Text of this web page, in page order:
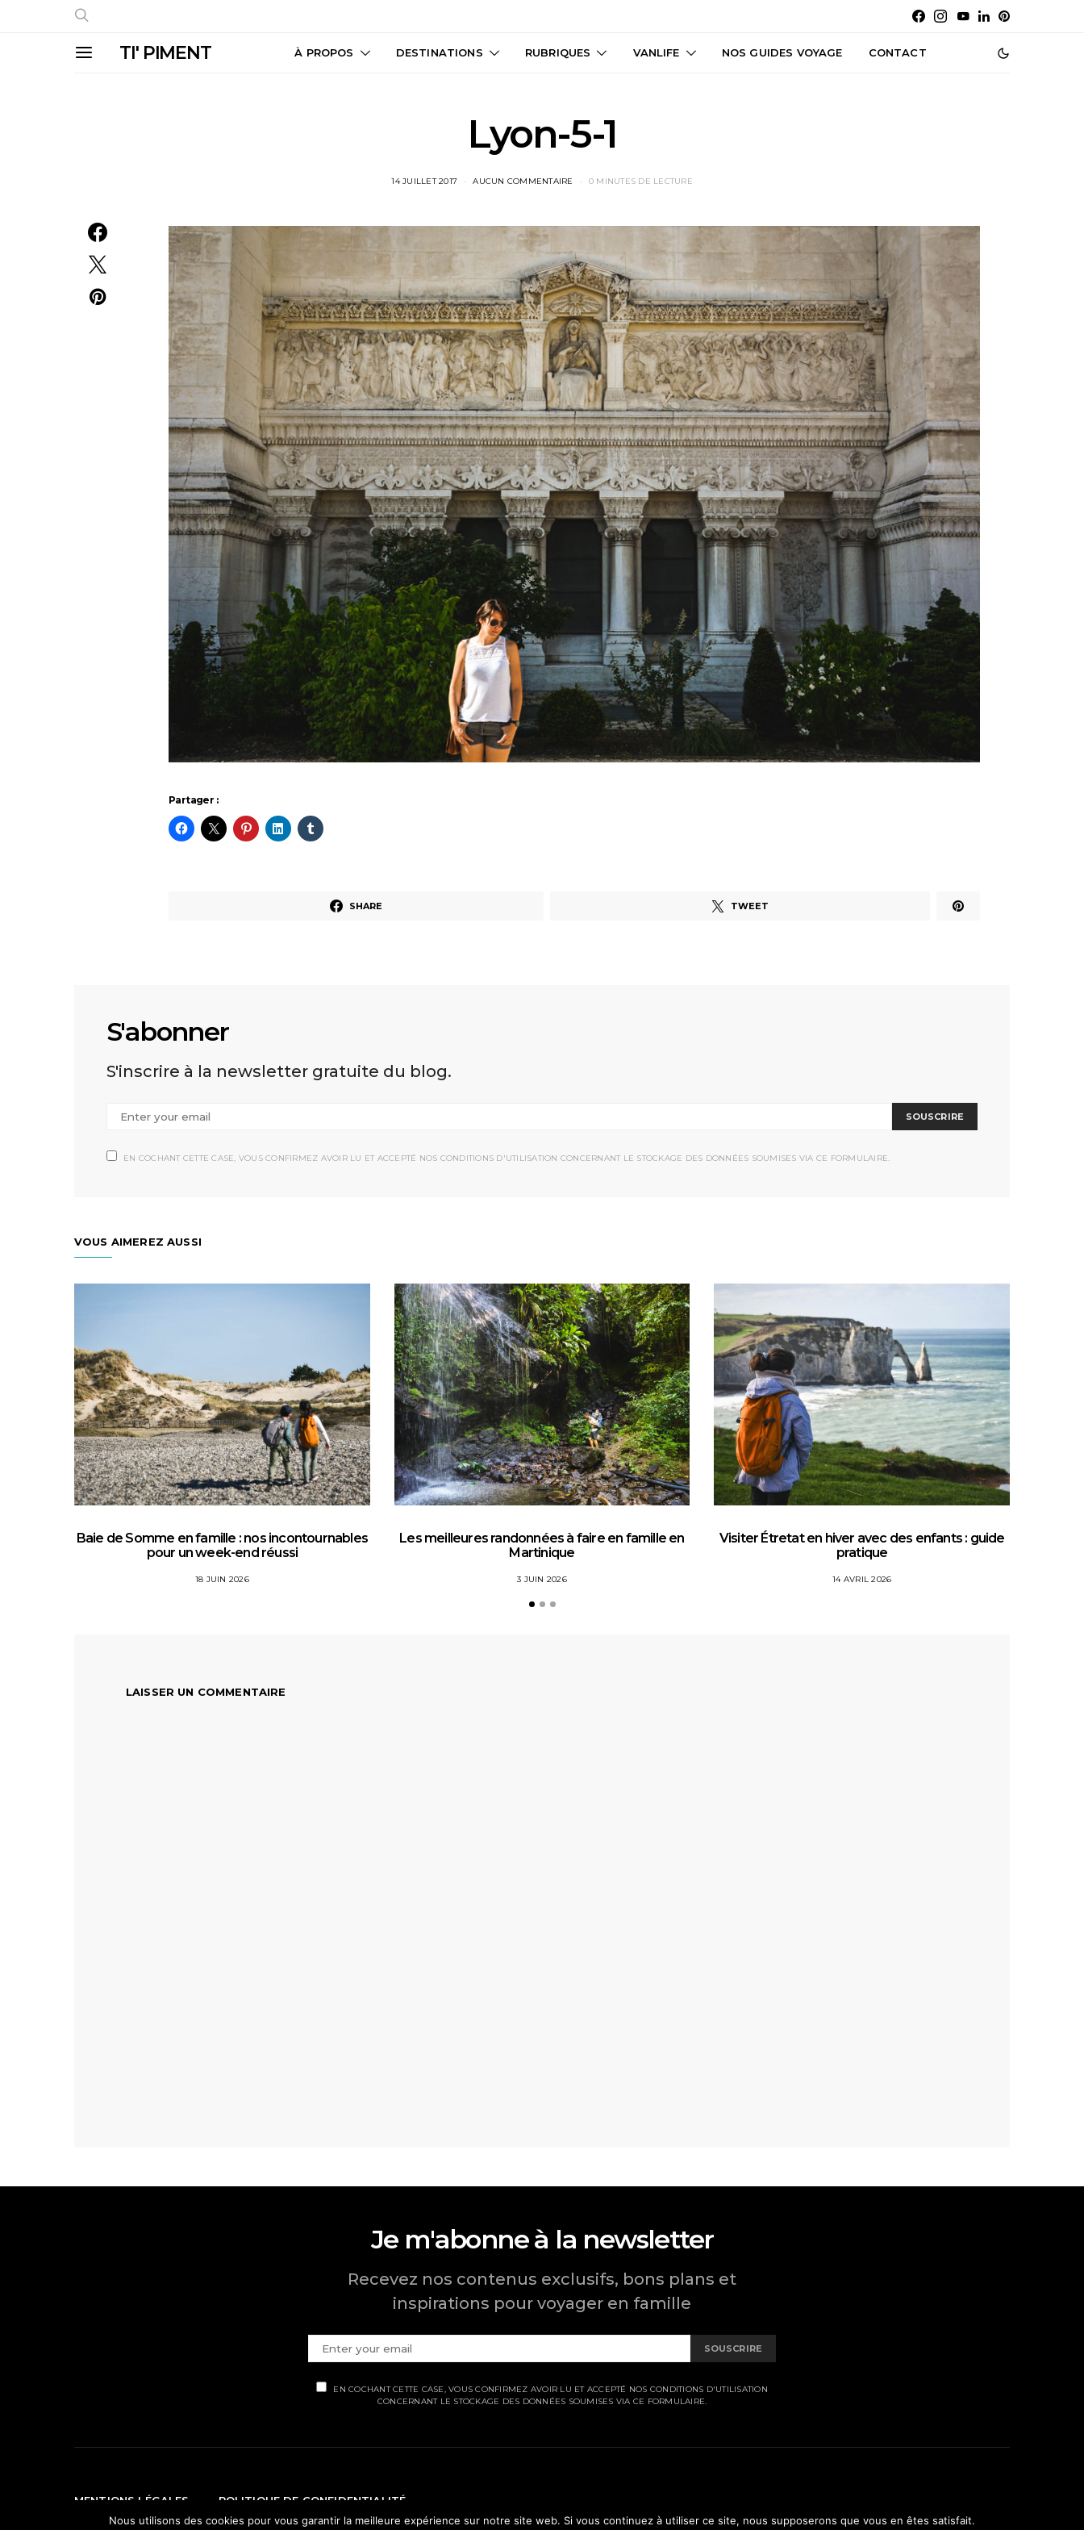
TI' PIMENT À PROPOS DESTINATIONS RUBRIQUES VANLIFE NOS GUIDES VOYAGE CONTACT
Lyon-5-1
14 JUILLET 2017 AUCUN COMMENTAIRE 0 MINUTES DE LECTURE
Partager :
SHARE TWEET
S'abonner
S'inscrire à la newsletter gratuite du blog.
SOUSCRIRE
EN COCHANT CETTE CASE, VOUS CONFIRMEZ AVOIR LU ET ACCEPTÉ NOS CONDITIONS D'UTILISATION CONCERNANT LE STOCKAGE DES DONNÉES SOUMISES VIA CE FORMULAIRE.
VOUS AIMEREZ AUSSI
Baie de Somme en famille : nos incontournables
pour un week-end réussi
18 JUIN 2026
Les meilleures randonnées à faire en famille en
Martinique
3 JUIN 2026
Visiter Étretat en hiver avec des enfants : guide
pratique
14 AVRIL 2026
LAISSER UN COMMENTAIRE
Je m'abonne à la newsletter
Recevez nos contenus exclusifs, bons plans et
inspirations pour voyager en famille
SOUSCRIRE
EN COCHANT CETTE CASE, VOUS CONFIRMEZ AVOIR LU ET ACCEPTÉ NOS CONDITIONS D'UTILISATION
CONCERNANT LE STOCKAGE DES DONNÉES SOUMISES VIA CE FORMULAIRE.
MENTIONS LÉGALES POLITIQUE DE CONFIDENTIALITÉ
© Ti' Piment 2012 - 2026
Nous utilisons des cookies pour vous garantir la meilleure expérience sur notre site web. Si vous continuez à utiliser ce site, nous supposerons que vous en êtes satisfait.